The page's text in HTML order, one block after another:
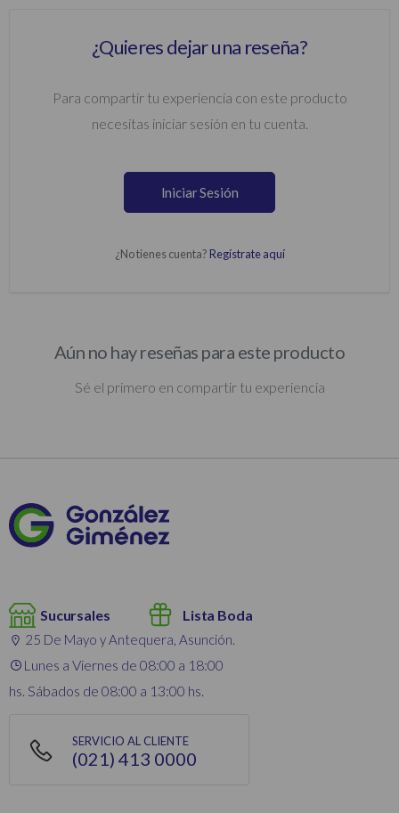
¿Quieres dejar una reseña?
Para compartir tu experiencia con este producto
necesitas iniciar sesión en tu cuenta.
Iniciar Sesión
¿No tienes cuenta? Regístrate aquí
Aún no hay reseñas para este producto
Sé el primero en compartir tu experiencia
Sucursales Lista Boda
25 De Mayo y Antequera, Asunción.
Lunes a Viernes de 08:00 a 18:00
hs. Sábados de 08:00 a 13:00 hs.
SERVICIO AL CLIENTE
(021) 413 0000